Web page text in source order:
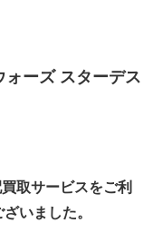
ォーズ スターデス
取サービスをご利
いました。